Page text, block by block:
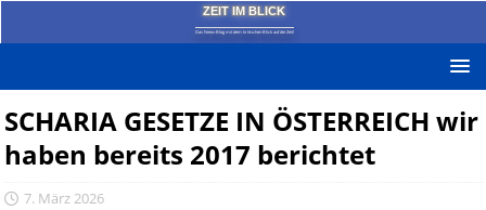
ZEIT IM BLICK
Das News-Blog mit dem kritischen Blick auf die Zeit!
SCHARIA GESETZE IN ÖSTERREICH wir
haben bereits 2017 berichtet
7. März 2026